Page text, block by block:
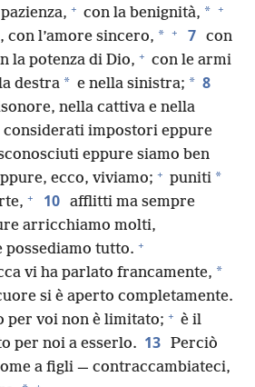
+ con la benignità, * +
l’amore sincero, * + 7 con
la potenza di Dio, + con le armi
destra * e nella sinistra; * 8
nella cattiva e nella
considerati impostori eppure
eppure siamo ben
ecco, viviamo; + puniti *
+ 10 afflitti ma sempre
arricchiamo molti,
tutto. +
vi ha parlato francamente, *
si è aperto completamente.
per voi non è limitato; + è il
per noi a esserlo. 13 Perciò
a figli — contraccambiateci,